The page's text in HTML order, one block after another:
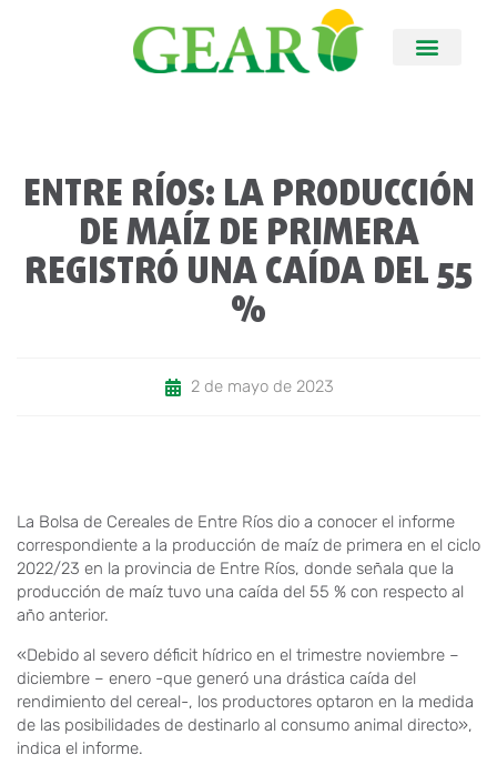
ENTRE RÍOS: LA PRODUCCIÓN
DE MAÍZ DE PRIMERA
REGISTRÓ UNA CAÍDA DEL 55
%
2 de mayo de 2023
La Bolsa de Cereales de Entre Ríos dio a conocer el informe
correspondiente a la producción de maíz de primera en el ciclo
2022/23 en la provincia de Entre Ríos, donde señala que la
producción de maíz tuvo una caída del 55 % con respecto al
año anterior.
«Debido al severo déficit hídrico en el trimestre noviembre –
diciembre – enero -que generó una drástica caída del
rendimiento del cereal-, los productores optaron en la medida
de las posibilidades de destinarlo al consumo animal directo»,
indica el informe.